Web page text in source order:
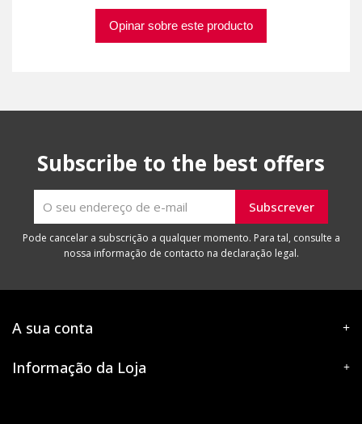
Opinar sobre este producto
Subscribe to the best offers
Pode cancelar a subscrição a qualquer momento. Para tal, consulte a
nossa informação de contacto na declaração legal.
A sua conta
Informação da Loja